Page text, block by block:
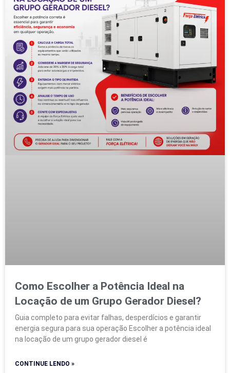
Como Escolher a Potência Ideal na
Locação de um Grupo Gerador Diesel?
Guia completo para evitar falhas, desperdícios e garantir
energia segura para sua operação Escolher a potência ideal
na locação de um grupo gerador diesel é
CONTINUE LENDO »